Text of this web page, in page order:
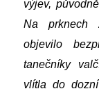
výjev,
Na prknech
objevilo
tanečníky
vlítla do